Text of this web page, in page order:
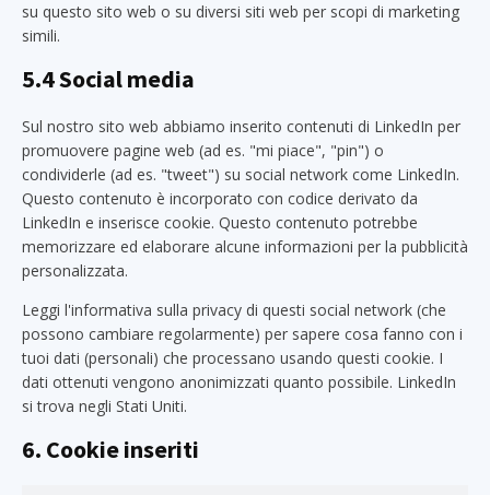
su questo sito web o su diversi siti web per scopi di marketing
simili.
5.4 Social media
Sul nostro sito web abbiamo inserito contenuti di LinkedIn per
promuovere pagine web (ad es. "mi piace", "pin") o
condividerle (ad es. "tweet") su social network come LinkedIn.
Questo contenuto è incorporato con codice derivato da
LinkedIn e inserisce cookie. Questo contenuto potrebbe
memorizzare ed elaborare alcune informazioni per la pubblicità
personalizzata.
Leggi l'informativa sulla privacy di questi social network (che
possono cambiare regolarmente) per sapere cosa fanno con i
tuoi dati (personali) che processano usando questi cookie. I
dati ottenuti vengono anonimizzati quanto possibile. LinkedIn
si trova negli Stati Uniti.
6. Cookie inseriti